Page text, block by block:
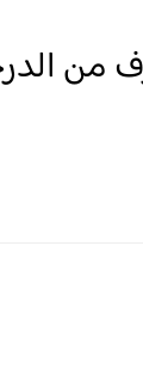
في مباراة توظيف